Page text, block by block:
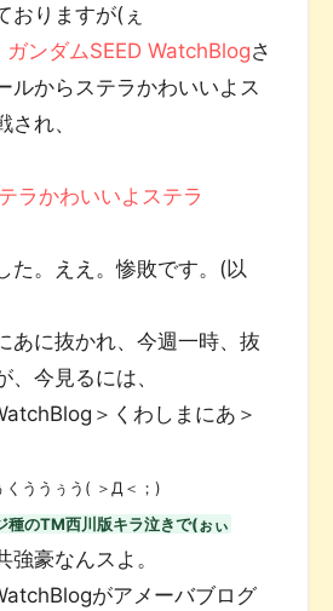
おりますが(ぇ
ガンダムSEED WatchBlogさ
ルからステラかわいいよス
れ、
ラかわいいよステラ
た。ええ。惨敗です。(以
あに抜かれ、今週一時、抜
、今見るには、
＞くわしまにあ＞
くううぅう( ＞Д＜；)
種のTM西川版キラ泣きで(ぉぃ
強豪なんスよ。
がアメーバブログ